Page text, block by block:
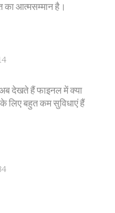
का आत्मसम्मान है।
देखते हैं फाइनल में क्या
लिए बहुत कम सुविधाएं हैं